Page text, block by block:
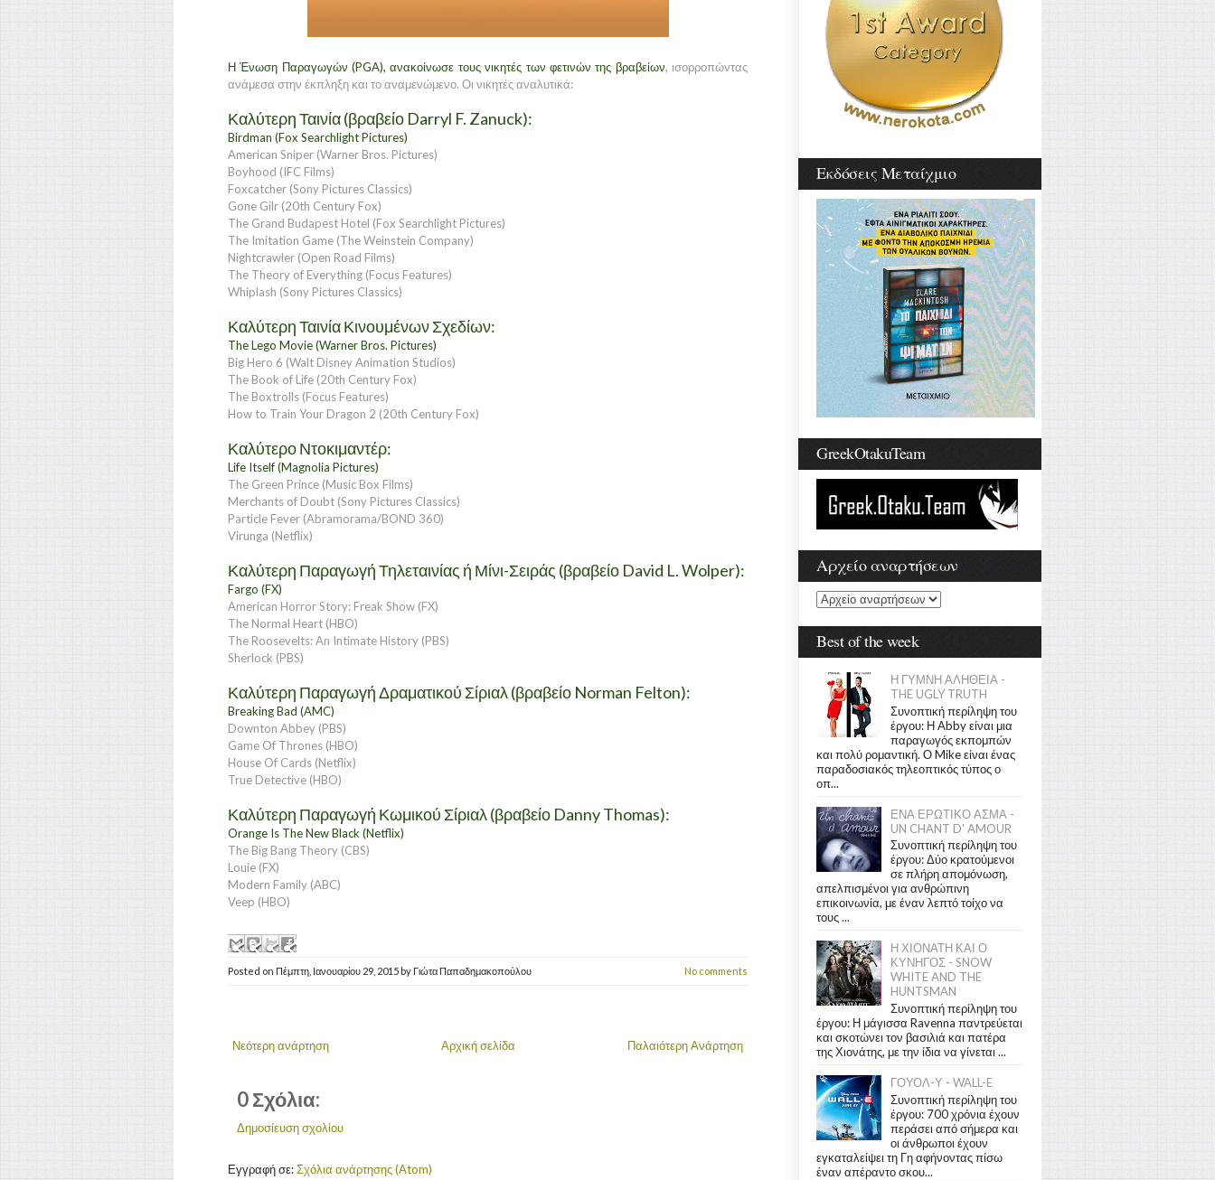
Η Ένωση Παραγωγών (PGA),ανακοίνωσε τους νικητές των φετινών της βραβείων, ισορροπώντας
ανάμεσα στην έκπληξη και το αναμενώμενο. Οι νικητές αναλυτικά:
Καλύτερη Ταινία (βραβείο Darryl F. Zanuck):
Birdman (Fox Searchlight Pictures)
American Sniper (Warner Bros. Pictures)
Boyhood (IFC Films)
Foxcatcher (Sony Pictures Classics)
Gone Gilr (20th Century Fox)
The Grand Budapest Hotel (Fox Searchlight Pictures)
The Imitation Game (The Weinstein Company)
Nightcrawler (Open Road Films)
The Theory of Everything (Focus Features)
Whiplash (Sony Pictures Classics)
Καλύτερη Ταινία Κινουμένων Σχεδίων:
The Lego Movie (Warner Bros. Pictures)
Big Hero 6 (Walt Disney Animation Studios)
The Book of Life (20th Century Fox)
The Boxtrolls (Focus Features)
How to Train Your Dragon 2 (20th Century Fox)
Καλύτερο Ντοκιμαντέρ:
Life Itself (Magnolia Pictures)
The Green Prince (Music Box Films)
Merchants of Doubt (Sony Pictures Classics)
Particle Fever (Abramorama/BOND 360)
Virunga (Netflix)
Καλύτερη Παραγωγή Τηλεταινίας ή Μίνι-Σειράς (βραβείο David L. Wolper):
Fargo (FX)
American Horror Story: Freak Show (FX)
The Normal Heart (HBO)
The Roosevelts: An Intimate History (PBS)
Sherlock (PBS)
Καλύτερη Παραγωγή Δραματικού Σίριαλ (βραβείο Norman Felton):
Breaking Bad (AMC)
Downton Abbey (PBS)
Game Of Thrones (HBO)
House Of Cards (Netflix)
True Detective (HBO)
Καλύτερη Παραγωγή Κωμικού Σίριαλ (βραβείο Danny Thomas):
Orange Is The New Black (Netflix)
The Big Bang Theory (CBS)
Louie (FX)
Modern Family (ABC)
Veep (HBO)
Posted on Πέμπτη, Ιανουαρίου 29, 2015 by Γιώτα Παπαδημακοπούλου No comments
Νεότερη ανάρτηση Παλαιότερη Ανάρτηση
Αρχική σελίδα
0 Σχόλια:
Δημοσίευση σχολίου
Εγγραφή σε:Σχόλια ανάρτησης (Atom)
Εκδόσεις Μεταίχμιο
GreekOtakuTeam
Αρχείο αναρτήσεων
Best of the week
Η ΓΥΜΝΗ ΑΛΗΘΕΙΑ -
THE UGLY TRUTH
Συνοπτική περίληψη του
έργου: Η Abby είναι μια
παραγωγός εκπομπών
και πολύ ρομαντική. Ο Mike είναι ένας
παραδοσιακός τηλεοπτικός τύπος ο
οπ...
ΕΝΑ ΕΡΩΤΙΚΟ ΑΣΜΑ -
UN CHANT D' AMOUR
Συνοπτική περίληψη του
έργου: Δύο κρατούμενοι
σε πλήρη απομόνωση,
απελπισμένοι για ανθρώπινη
επικοινωνία, με έναν λεπτό τοίχο να
τους ...
Η ΧΙΟΝΑΤΗ ΚΑΙ Ο
ΚΥΝΗΓΟΣ - SNOW
WHITE AND THE
HUNTSMAN
Συνοπτική περίληψη του
έργου: Η μάγισσα Ravenna παντρεύεται
και σκοτώνει τον βασιλιά και πατέρα
της Χιονάτης, με την ίδια να γίνεται ...
ΓΟΥΟΛ-Υ - WALL-E
Συνοπτική περίληψη του
έργου: 700 χρόνια έχουν
περάσει από σήμερα και
οι άνθρωποι έχουν
εγκαταλείψει τη Γη αφήνοντας πίσω
έναν απέραντο σκου...